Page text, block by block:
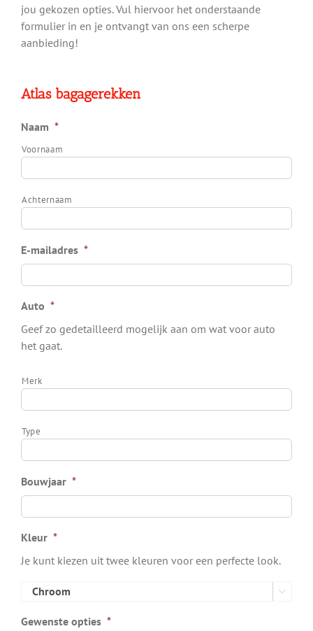
jou gekozen opties. Vul hiervoor het onderstaande
formulier in en je ontvangt van ons een scherpe
aanbieding!
Atlas bagagerekken
Naam *
Voornaam
Achternaam
E-mailadres *
Auto *
Geef zo gedetailleerd mogelijk aan om wat voor auto
het gaat.
Merk
Type
Bouwjaar *
Kleur *
Je kunt kiezen uit twee kleuren voor een perfecte look.

Gewenste opties *